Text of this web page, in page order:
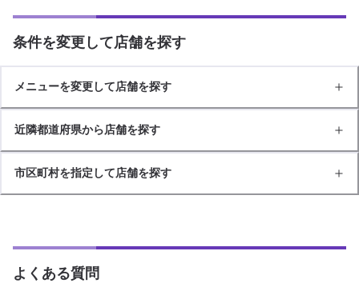
条件を変更して店舗を探す
メニューを変更して店舗を探す
近隣都道府県から店舗を探す
市区町村を指定して店舗を探す
よくある質問